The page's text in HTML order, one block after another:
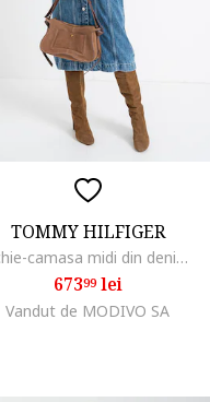
TOMMY HILFIGER
Rochie-camasa midi din denim, Albastru deschis
67399lei
Vandut de MODIVO SA